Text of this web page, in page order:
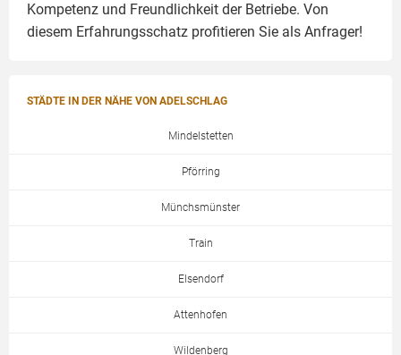
Kompetenz und Freundlichkeit der Betriebe. Von
diesem Erfahrungsschatz profitieren Sie als Anfrager!
STÄDTE IN DER NÄHE VON ADELSCHLAG
Mindelstetten
Pförring
Münchsmünster
Train
Elsendorf
Attenhofen
Wildenberg